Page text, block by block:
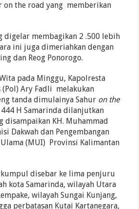
on the road yang memberikan
digelar membagikan 2 .500 lebih
ini juga dimeriahkan dengan
dan Reog Ponorogo.
pada Minggu, Kapolresta
(Pol) Ary Fadli melakukan
tanda dimulainya Sahur on the
H Samarinda dilanjutkan
disampaikan KH. Muhammad
Dakwah dan Pengembangan
(MUI) Provinsi Kalimantan
disebar ke lima penjuru
kota Samarinda, wilayah Utara
wilayah Sungai Kunjang,
perbatasan Kutai Kartanegara,